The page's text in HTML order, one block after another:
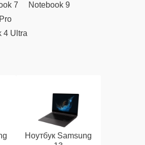
7
Notebook 9
4 Ultra
Ноутбук Samsung